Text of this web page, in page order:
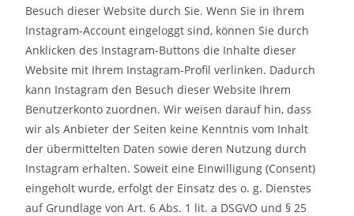
Besuch dieser Website durch Sie. Wenn Sie in Ihrem
Instagram-Account eingeloggt sind, können Sie durch
Anklicken des Instagram-Buttons die Inhalte dieser
Website mit Ihrem Instagram-Profil verlinken. Dadurch
kann Instagram den Besuch dieser Website Ihrem
Benutzerkonto zuordnen. Wir weisen darauf hin, dass
wir als Anbieter der Seiten keine Kenntnis vom Inhalt
der übermittelten Daten sowie deren Nutzung durch
Instagram erhalten. Soweit eine Einwilligung (Consent)
eingeholt wurde, erfolgt der Einsatz des o. g. Dienstes
auf Grundlage von Art. 6 Abs. 1 lit. a DSGVO und § 25